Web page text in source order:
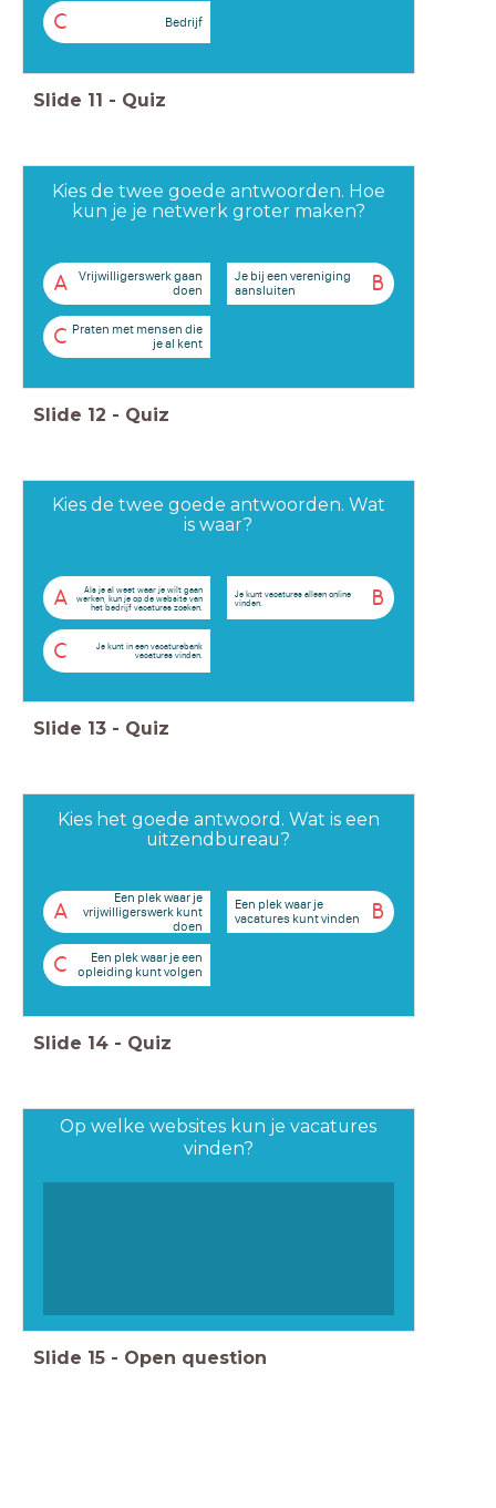
C Bedrijf
Slide 11 - Quiz
Kies de twee goede antwoorden. Hoe
kun je je netwerk groter maken?
A
Vrijwilligerswerk gaan
doen
B
Je bij een vereniging
aansluiten
C Praten met mensen die
je al kent
Slide 12 - Quiz
Kies de twee goede antwoorden. Wat
is waar?
A
Als je al weet waar je wilt gaan
werken, kun je op de website van
het bedrijf vacatures zoeken.
B
Je kunt vacatures alleen online
vinden.
C
Je kunt in een vacaturebank
vacatures vinden.
Slide 13 - Quiz
Kies het goede antwoord. Wat is een
uitzendbureau?
A
Een plek waar je
vrijwilligerswerk kunt
doen
B
Een plek waar je
vacatures kunt vinden
C
Een plek waar je een
opleiding kunt volgen
Slide 14 - Quiz
Op welke websites kun je vacatures
vinden?
Slide 15 - Open question